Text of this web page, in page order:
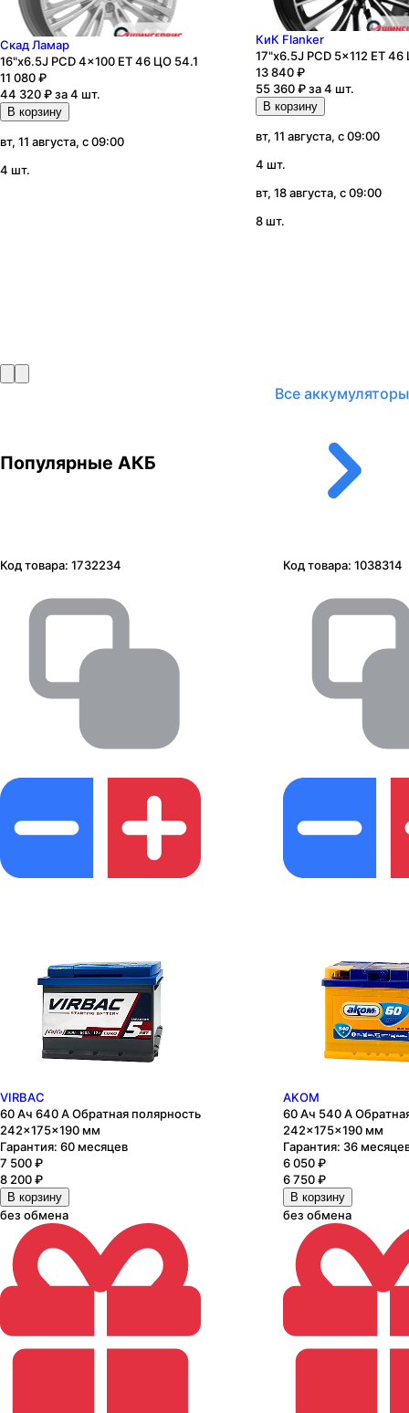
Скад Ламар
16"x6.5J PCD 4x100 ЕТ 46 ЦО 54.1
11 080₽
44 320 ₽ за 4 шт.
В корзину
вт, 11 августа, с 09:00
4 шт.
КиК Flanker
17"x6.5J PCD 5x112 ЕТ 46
13 840₽
55 360 ₽ за 4 шт.
В корзину
вт, 11 августа, с 09:00
4 шт.
вт, 18 августа, с 09:00
8 шт.
Популярные АКБ
Все аккумуляторы
Код товара: 1732234
VIRBAC
60 Ач 640 А Обратная полярность
242×175×190 мм
Гарантия: 60 месяцев
7 500₽
8 200₽
В корзину
без обмена
Код товара: 1038314
AKOM
60 Ач 540 А
242×175×190 мм
Гарантия: 36
6 050₽
6 750₽
В корзину
без обмена